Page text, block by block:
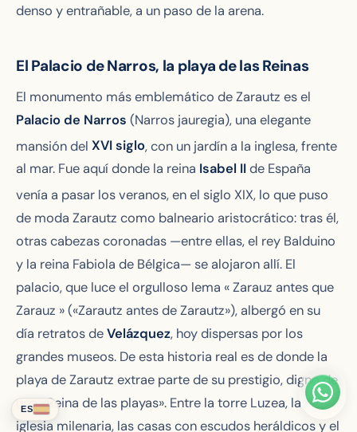
denso y entrañable, a un paso de la arena.
El Palacio de Narros, la playa de las Reinas
El monumento más emblemático de Zarautz es el
Palacio de Narros (Narros jauregia), una elegante
mansión del XVIsiglo, con un jardín a la inglesa, frente
al mar. Fue aquí donde la reina Isabel IIde España
venía a pasar los veranos, en el siglo XIX, lo que puso
de moda Zarautz como balneario aristocrático: tras él,
otras cabezas coronadas —entre ellas, el rey Balduino
y la reina Fabiola de Bélgica— se alojaron allí. El
palacio, que luce el orgulloso lema «Zarauz antes que
Zarauz » («Zarautz antes de Zarautz»), albergó en su
día retratos deVelázquez, hoy dispersas por los
grandes museos. De esta historia real es de donde la
playa de Zarautz extrae parte de su prestigio, digno de
una «Reina de las playas». Entre la torre Luzea, la
iglesia milenaria, las casas con escudos heráldicos y el
ES